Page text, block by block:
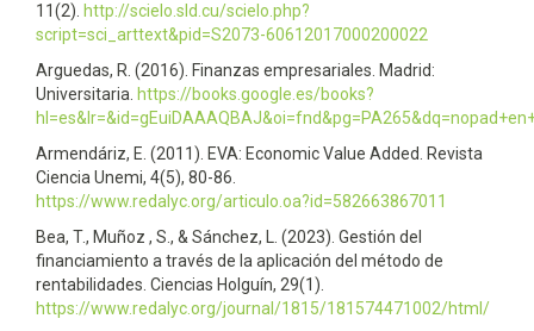
11(2). http://scielo.sld.cu/scielo.php?
script=sci_arttext&pid=S2073-60612017000200022
Arguedas, R. (2016). Finanzas empresariales. Madrid:
Universitaria. https://books.google.es/books?
Armendáriz, E. (2011). EVA: Economic Value Added. Revista
Ciencia Unemi, 4(5), 80-86.
https://www.redalyc.org/articulo.oa?id=582663867011
Bea, T., Muñoz , S., & Sánchez, L. (2023). Gestión del
financiamiento a través de la aplicación del método de
rentabilidades. Ciencias Holguín, 29(1).
https://www.redalyc.org/journal/1815/181574471002/html/